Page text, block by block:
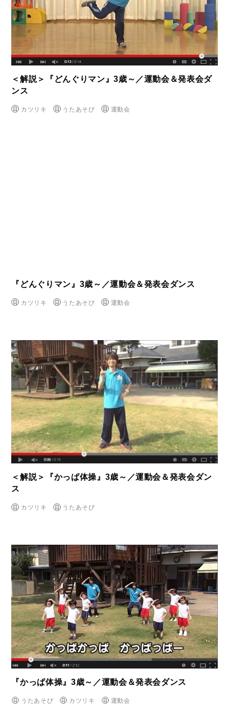
＜解説＞『どんぐりマン』3歳～／運動会＆発表会ダ
ンス
カツリキ うたあそび 運動会
『どんぐりマン』3歳～／運動会＆発表会ダンス
カツリキ うたあそび 運動会
＜解説＞『かっぱ体操』3歳～／運動会＆発表会ダン
ス
カツリキ うたあそび
『かっぱ体操』3歳～／運動会＆発表会ダンス
うたあそび カツリキ 運動会